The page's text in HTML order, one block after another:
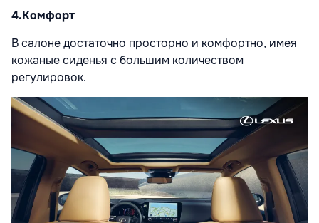
4.Комфорт
В салоне достаточно просторно и комфортно, имея
кожаные сиденья с большим количеством
регулировок.